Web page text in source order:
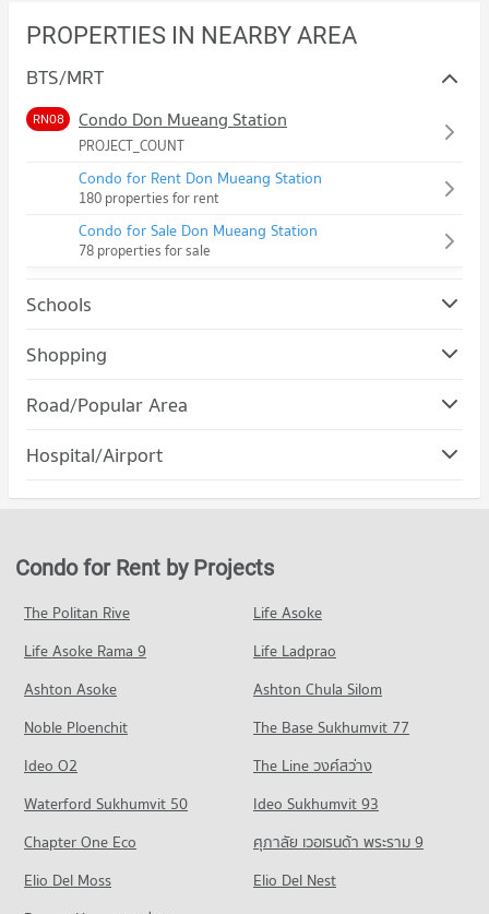
PROPERTIES IN NEARBY AREA
BTS/MRT
RN08 Condo Don Mueang Station
PROJECT_COUNT
Condo for Rent Don Mueang Station
180 properties for rent
Condo for Sale Don Mueang Station
78 properties for sale
Schools
Condo Rangsit University
Condo for Rent Rangsit University
Condo for Sale Rangsit University
Condo for Rent Donmuang Taharnagardbumrung School
2,090 properties for rent
812 properties for sale
Condo Rittiyawannalai School
PROJECT_COUNT
Condo for Rent Rittiyawannalai School
1,750 properties for rent
Condo for Sale Rittiyawannalai School
639 properties for sale
Shopping
Condo Ozone One Market
Condo for Rent Ozone One Market
Condo Don Mueang New Market
552 properties for rent
Condo for Sale Don Mueang New Market
Road/Popular Area
Condo Don Mueang
Condo for Rent in Don Mueang
Condo for Sale in Don Mueang
140 properties for sale
Condo Song Prapha Road
PROJECT_COUNT
Condo for Rent near Song Prapha Road
180 properties for rent
Condo for Sale near Song Prapha Road
79 properties for sale
Hospital/Airport
Condo Don Mueang Airport
Condo for Rent near Don Mueang Airport
1,736 properties for rent
Condo for Sale near Don Mueang Airport
Condo for Rent by Projects
The Politan Rive
Life Asoke
Life Asoke Rama 9
Life Ladprao
Ashton Asoke
Ashton Chula Silom
Noble Ploenchit
The Base Sukhumvit 77
Ideo O2
The Line วงศ์สว่าง
Waterford Sukhumvit 50
Ideo Sukhumvit 93
Chapter One Eco
ศุภาลัย เวอเรนด้า พระราม 9
Elio Del Moss
Elio Del Nest